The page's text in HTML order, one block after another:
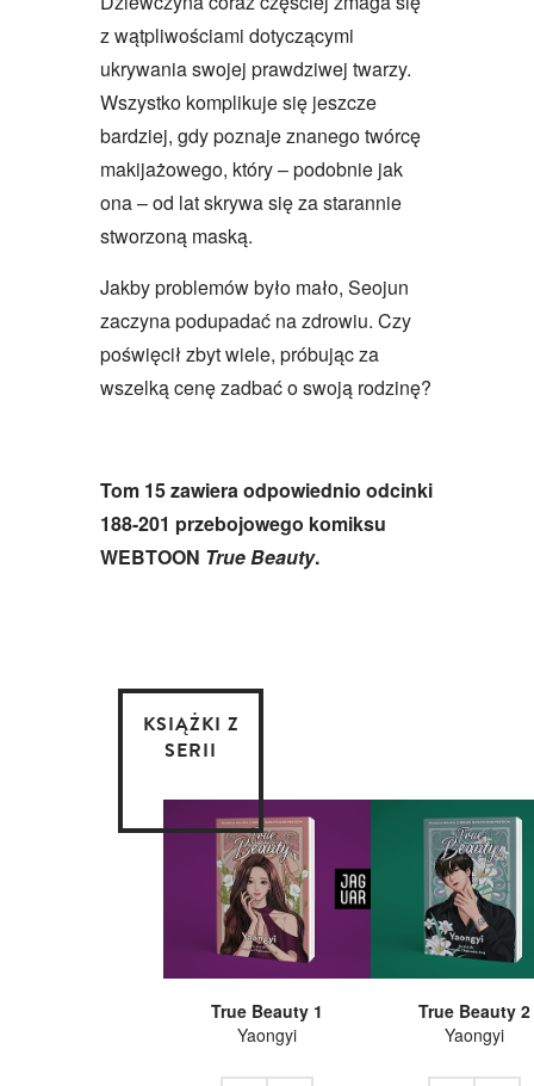
z wątpliwościami dotyczącymi
ukrywania swojej prawdziwej twarzy.
Wszystko komplikuje się jeszcze
bardziej, gdy poznaje znanego twórcę
makijażowego, który – podobnie jak
ona – od lat skrywa się za starannie
stworzoną maską.
Jakby problemów było mało, Seojun
zaczyna podupadać na zdrowiu. Czy
poświęcił zbyt wiele, próbując za
wszelką cenę zadbać o swoją rodzinę?
Tom 15 zawiera odpowiednio odcinki
188-201 przebojowego komiksu
WEBTOON True Beauty.
KSIĄŻKI Z
SERII
True Beauty 1
Yaongyi
True Beauty 2
Yaongyi